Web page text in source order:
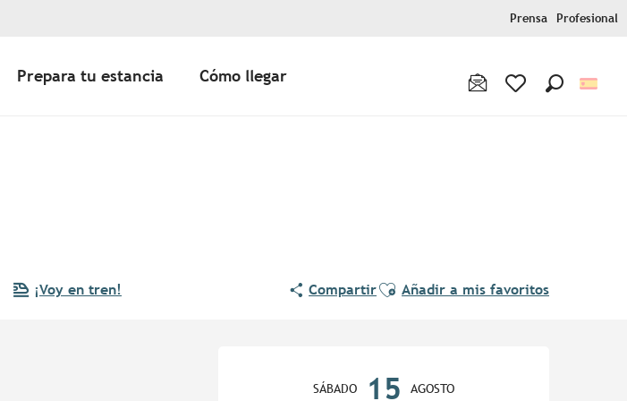
Prensa Profesional
Prepara tu estancia Cómo llegar
¡Voy en tren! CompartirAjouter aux favoris
Añadir a mis favoritos
SÁBADO 15 AGOSTO